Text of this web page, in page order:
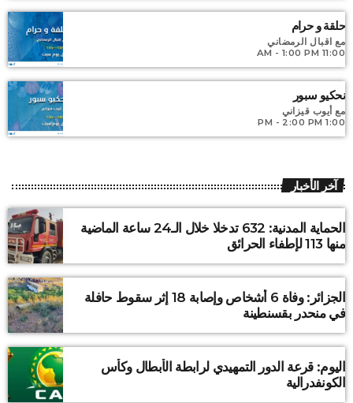
nec, pellentesque varius mauris. Sed eu congue nulla, et
tincidunt justo. Aliquam semper faucibus odio id varius.
Suspendisse varius laoreet sodales.
حلقة و حرام
مع اقبال الرمضاني
11:00 AM - 1:00 PM
نحكيو سبور
مع أيوب قيزاني
1:00 PM - 2:00 PM
آخر الأخبار
الحماية المدنية: 632 تدخلا خلال الـ24 ساعة الماضية
منها 113 لإطفاء الحرائق
الجزائر: وفاة 6 أشخاص وإصابة 18 إثر سقوط حافلة
في منحدر بقسنطينة
اليوم: قرعة الدور التمهيدي لرابطة الأبطال وكأس
الكونفدرالية